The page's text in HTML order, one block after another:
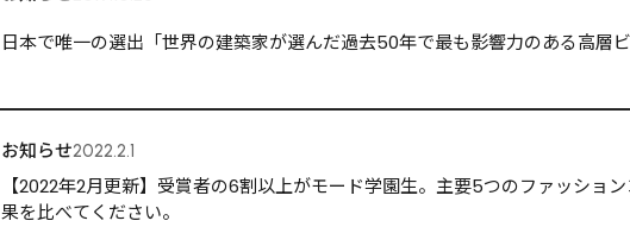
日本で唯一の選出「世界の建築家が選んだ過去50年で最も影響力のある高層ビ
お知らせ2022.2.1
【2022年2月更新】受賞者の6割以上がモード学園生。主要5つのファッショ
果を比べてください。